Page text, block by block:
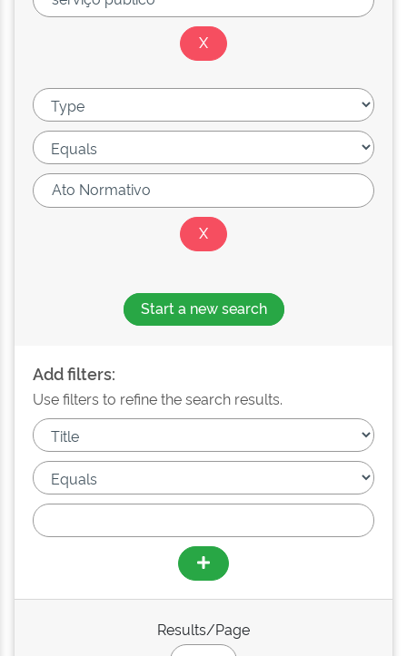
Start a new search
Add filters:
Use filters to refine the search results.
Results/Page